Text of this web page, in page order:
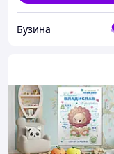
Бузина